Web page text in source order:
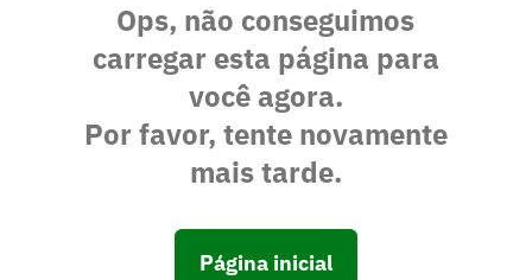
Ops, não conseguimos
carregar esta página para
você agora.
Por favor, tente novamente
mais tarde.
Página inicial